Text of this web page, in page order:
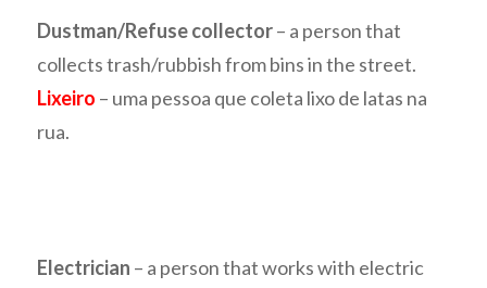
Dustman/Refuse collector– a person that
collects trash/rubbish from bins in the street.
Lixeiro – uma pessoa que coleta lixo de latas na
rua.
Electrician – a person that works with electric